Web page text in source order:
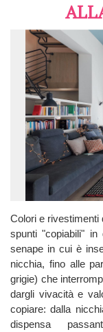
Colori e rivestimenti
spunti "copiabili" in
senape in cui è
nicchia, fino alle
grigie) che
dargli vivacità e
copiare: dalla
dispensa